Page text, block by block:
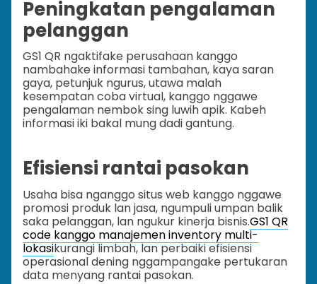
Peningkatan pengalaman
pelanggan
GS1 QR ngaktifake perusahaan kanggo
nambahake informasi tambahan, kaya saran
gaya, petunjuk ngurus, utawa malah
kesempatan coba virtual, kanggo nggawe
pengalaman nembok sing luwih apik. Kabeh
informasi iki bakal mung dadi gantung.
Efisiensi rantai pasokan
Usaha bisa nganggo situs web kanggo nggawe
promosi produk lan jasa, ngumpuli umpan balik
saka pelanggan, lan ngukur kinerja bisnis.GS1 QR
code kanggo manajemen inventory multi-
lokasikurangi limbah, lan perbaiki efisiensi
operasional dening nggampangake pertukaran
data menyang rantai pasokan.